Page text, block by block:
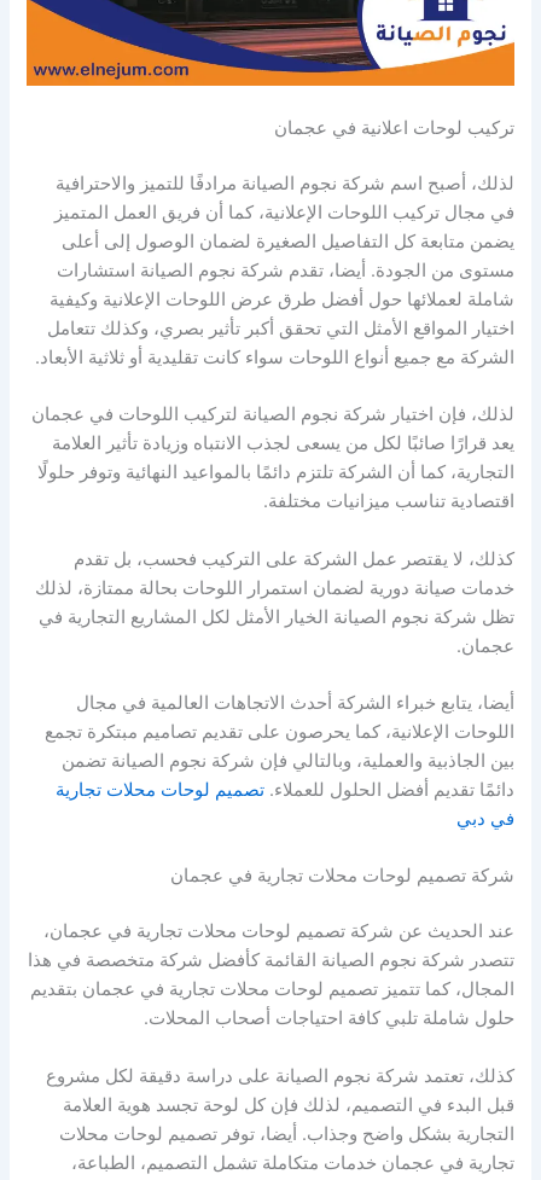
تركيب لوحات اعلانية في عجمان
لذلك، أصبح اسم شركة نجوم الصيانة مرادفًا للتميز والاحترافية
في مجال تركيب اللوحات الإعلانية، كما أن فريق العمل المتميز
يضمن متابعة كل التفاصيل الصغيرة لضمان الوصول إلى أعلى
مستوى من الجودة. أيضا، تقدم شركة نجوم الصيانة استشارات
شاملة لعملائها حول أفضل طرق عرض اللوحات الإعلانية وكيفية
اختيار المواقع الأمثل التي تحقق أكبر تأثير بصري، وكذلك تتعامل
الشركة مع جميع أنواع اللوحات سواء كانت تقليدية أو ثلاثية الأبعاد.
لذلك، فإن اختيار شركة نجوم الصيانة لتركيب اللوحات في عجمان
يعد قرارًا صائبًا لكل من يسعى لجذب الانتباه وزيادة تأثير العلامة
التجارية، كما أن الشركة تلتزم دائمًا بالمواعيد النهائية وتوفر حلولًا
اقتصادية تناسب ميزانيات مختلفة.
كذلك، لا يقتصر عمل الشركة على التركيب فحسب، بل تقدم
خدمات صيانة دورية لضمان استمرار اللوحات بحالة ممتازة، لذلك
تظل شركة نجوم الصيانة الخيار الأمثل لكل المشاريع التجارية في
عجمان.
أيضا، يتابع خبراء الشركة أحدث الاتجاهات العالمية في مجال
اللوحات الإعلانية، كما يحرصون على تقديم تصاميم مبتكرة تجمع
بين الجاذبية والعملية، وبالتالي فإن شركة نجوم الصيانة تضمن
دائمًا تقديم أفضل الحلول للعملاء.تصميم لوحات محلات تجارية
في دبي
شركة تصميم لوحات محلات تجارية في عجمان
عند الحديث عن شركة تصميم لوحات محلات تجارية في عجمان،
تتصدر شركة نجوم الصيانة القائمة كأفضل شركة متخصصة في هذا
المجال، كما تتميز تصميم لوحات محلات تجارية في عجمان بتقديم
حلول شاملة تلبي كافة احتياجات أصحاب المحلات.
كذلك، تعتمد شركة نجوم الصيانة على دراسة دقيقة لكل مشروع
قبل البدء في التصميم، لذلك فإن كل لوحة تجسد هوية العلامة
التجارية بشكل واضح وجذاب. أيضا، توفر تصميم لوحات محلات
تجارية في عجمان خدمات متكاملة تشمل التصميم، الطباعة،